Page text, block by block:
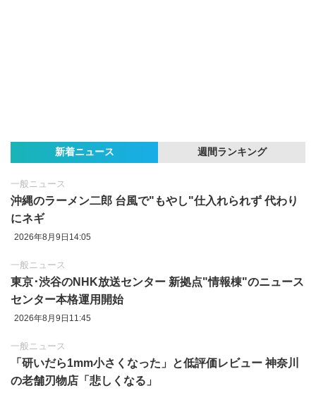
新着ニュース 週間ランキング
一般ニュース
沖縄のラーメン二郎 台風で"もやし"仕入れられず 代わり
にネギ
2026年8月9日14:05
一般ニュース
東京‪･‬渋谷のNHK放送センター 新拠点"情報棟"のニュース
センター本格運用開始
2026年8月9日11:45
一般ニュース
「研いだら1mm小さくなった」と低評価レビュー 神奈川
の老舗刃物店「悲しくなる」